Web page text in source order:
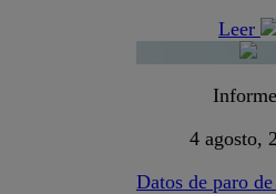
Leer
4 agosto,
Datos de paro